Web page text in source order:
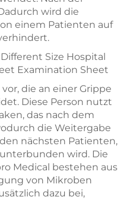
wird die
einem Patienten auf
die an einer Grippe
Diese Person nutzt
das nach dem
die Weitergabe
nächsten Patienten,
wird. Die
Medical bestehen aus
von Mikroben
dazu bei,